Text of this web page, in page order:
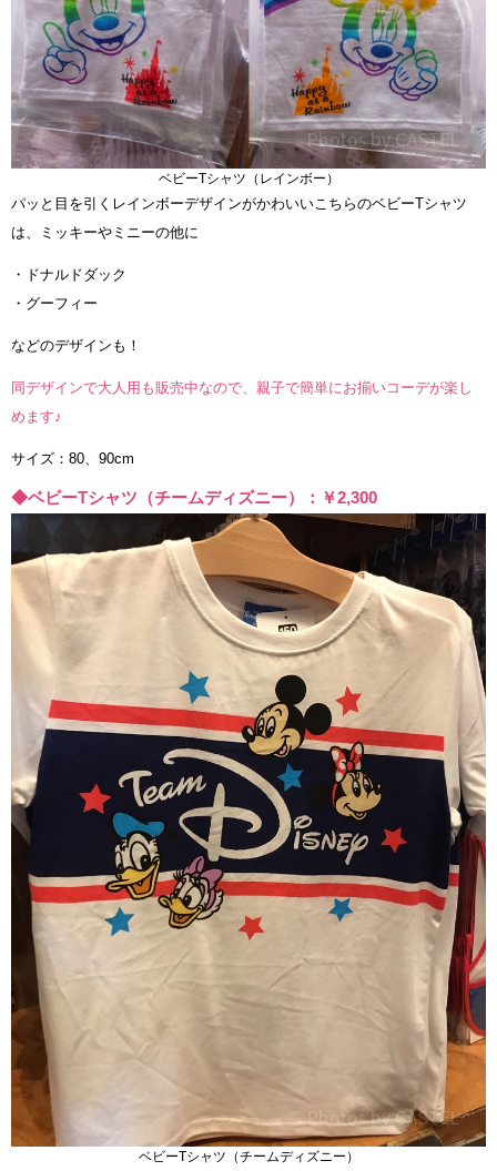
ベビーTシャツ（レインボー）
パッと目を引くレインボーデザインがかわいいこちらのベビーTシャツ
は、ミッキーやミニーの他に
・ドナルドダック
・グーフィー
などのデザインも！
同デザインで大人用も販売中なので、親子で簡単にお揃いコーデが楽し
めます♪
サイズ：80、90cm
◆ベビーTシャツ（チームディズニー）：￥2,300
ベビーTシャツ（チームディズニー）